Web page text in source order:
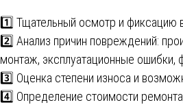
1️⃣ Тщательный осмотр и фиксацию
2️⃣ Анализ причин повреждений:
монтаж, эксплуатационные
3️⃣ Оценка степени износа и
4️⃣ Определение стоимости